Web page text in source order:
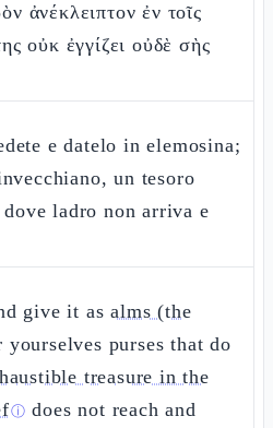
ἀνέκλειπτον ἐν τοῖς
οὐκ ἐγγίζει οὐδὲ σὴς
e datelo in elemosina;
un tesoro
ladro non arriva e
give it asalms (the
yourselves purses that do
treasure in the
ⓘ does not reach and